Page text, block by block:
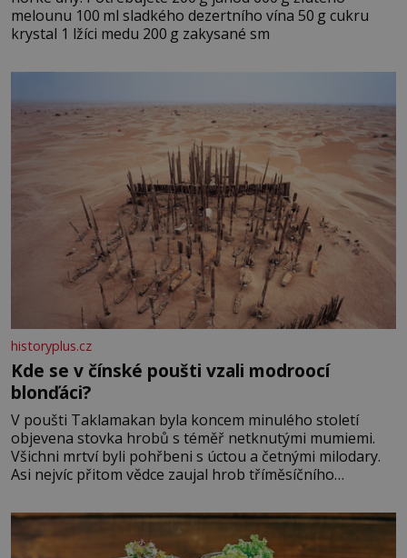
melounu 100 ml sladkého dezertního vína 50 g cukru
krystal 1 lžíci medu 200 g zakysané sm
historyplus.cz
Kde se v čínské poušti vzali modroocí
blonďáci?
V poušti Taklamakan byla koncem minulého století
objevena stovka hrobů s téměř netknutými mumiemi.
Všichni mrtví byli pohřbeni s úctou a četnými milodary.
Asi nejvíc přitom vědce zaujal hrob tříměsíčního
blonďaté vlásky. Fakt, že jsou těla dávných lidí nesmírně
dobře zachovalá, přičítají odborníci zdejším klimatickým
podmínkám. Sucho, prosolené písky a extrémně